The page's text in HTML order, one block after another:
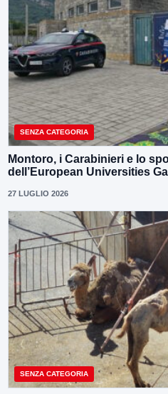
SENZA CATEGORIA
Montoro, i Carabinieri e lo
dell’European Universities
27 LUGLIO 2026
SENZA CATEGORIA